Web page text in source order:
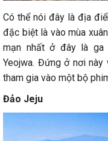
Có thể nói đây là địa
đặc biệt là vào mùa
mạn nhất ở đây là ga
Yeojwa. Đứng ở nơi
tham gia vào một bộ
Đảo Jeju